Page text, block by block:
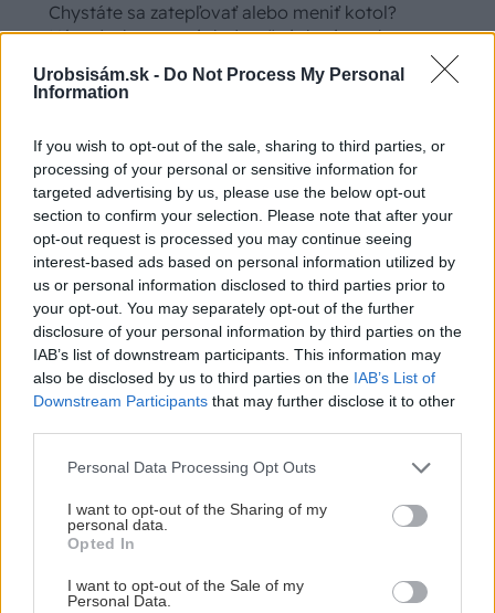
Urobsisám.sk - Do Not Process My Personal
Information
If you wish to opt-out of the sale, sharing to third parties, or
processing of your personal or sensitive information for
targeted advertising by us, please use the below opt-out
section to confirm your selection. Please note that after your
opt-out request is processed you may continue seeing
interest-based ads based on personal information utilized by
us or personal information disclosed to third parties prior to
your opt-out. You may separately opt-out of the further
disclosure of your personal information by third parties on the
IAB’s list of downstream participants. This information may
also be disclosed by us to third parties on the IAB’s List of
Downstream Participants that may further disclose it to other
Please note that this website/app uses one or more Google
not limited to your visit or usage behaviour. You may click to
grant or deny consent to Google and its third-party tags to
use your data for below specified purposes in below Google
consent section.
Personal Data Processing Opt Outs
I want to opt-out of the Sharing of my
personal data.
Opted In
I want to opt-out of the Sale of my
Personal Data.
Chystáte sa zatepľovať alebo meniť kotol?
Návod, ako v nových dotačných výzvach
neprísť o tisíce eur